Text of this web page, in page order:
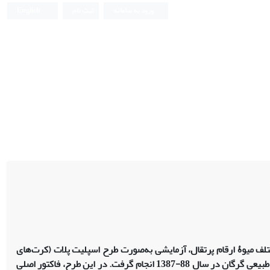
میوۀ ارقام ﭘرتقال، آزمایشی به‌صورت طرح اسپلیت پلات (کرت‌های
خردشده) در زمان بر پایۀ کاملاً تصادفی در سه تکرار در دانشگاه علوم کشاورزی و منابع طبیعی گرگان در سال 88-1387 انجام گرفت. در این طرح، فاکتور اصلی